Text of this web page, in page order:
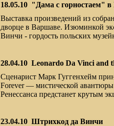
18.05.10 "Дама с горностаем"
Выставка произведений из
дворце в Варшаве. Изюминкой
Винчи - гордость польских
28.04.10 Leonardo Da Vinci and
Сценарист Марк Гуггенхейм
Forever — мистической авантюры
Ренессанса предстанет крутым
23.04.10 Штрихкод да Винчи